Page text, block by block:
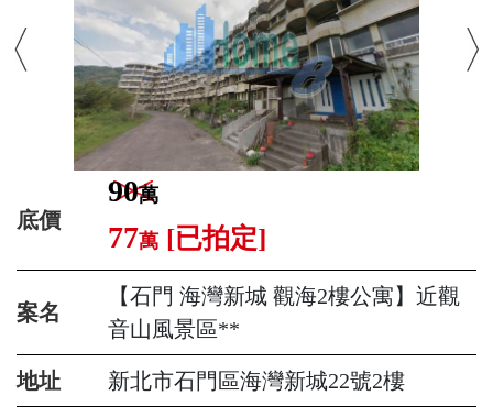
底價
90萬
77萬 [已拍定]
案名
【石門 海灣新城 觀海2樓公寓】近觀
音山風景區**
地址 新北市石門區海灣新城22號2樓